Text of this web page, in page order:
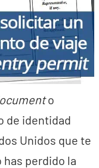
o
de identidad
Unidos que te
perdido la